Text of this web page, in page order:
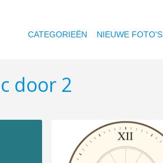
CATEGORIEËN NIEUWE FOTO'S
door 2